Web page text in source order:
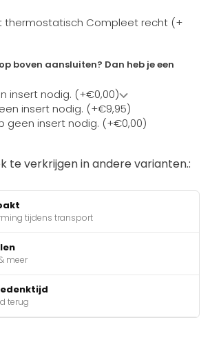
thermostatisch Compleet recht (+
boven aansluiten? Dan heb je een
insert nodig. (+€0,00)
insert nodig. (+€9,95)
geen insert nodig. (+€0,00)
te verkrijgen in andere varianten.:
tijdens transport
meer
terug